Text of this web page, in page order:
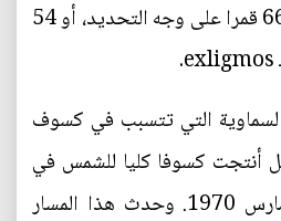
الفترة التي تتكون من 669 قمرا على وجه التحديد، أو 54
السماوية التي تتسبب في كسوف
الكلي في 8 أبريل أنتجت كسوفا كليا للشمس في
أمريكا الشمالية في 7 مارس 1970. وحدث هذا المسار